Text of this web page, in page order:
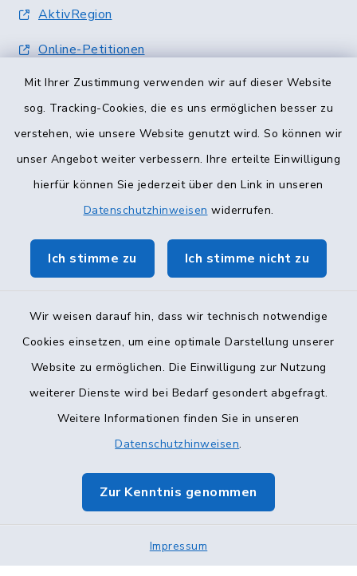
Mit Ihrer Zustimmung verwenden wir auf dieser Website
sog. Tracking-Cookies, die es uns ermöglichen besser zu
verstehen, wie unsere Website genutzt wird. So können wir
unser Angebot weiter verbessern. Ihre erteilte Einwilligung
hierfür können Sie jederzeit über den Link in unseren
Datenschutzhinweisen widerrufen.
Ich stimme zu Ich stimme nicht zu
Wir weisen darauf hin, dass wir technisch notwendige
Cookies einsetzen, um eine optimale Darstellung unserer
Website zu ermöglichen. Die Einwilligung zur Nutzung
weiterer Dienste wird bei Bedarf gesondert abgefragt.
Weitere Informationen finden Sie in unseren
Datenschutzhinweisen.
Zur Kenntnis genommen
Impressum
AktivRegion
Online-Petitionen
Terminvergabe
Barrierefreiheit
Sitemap